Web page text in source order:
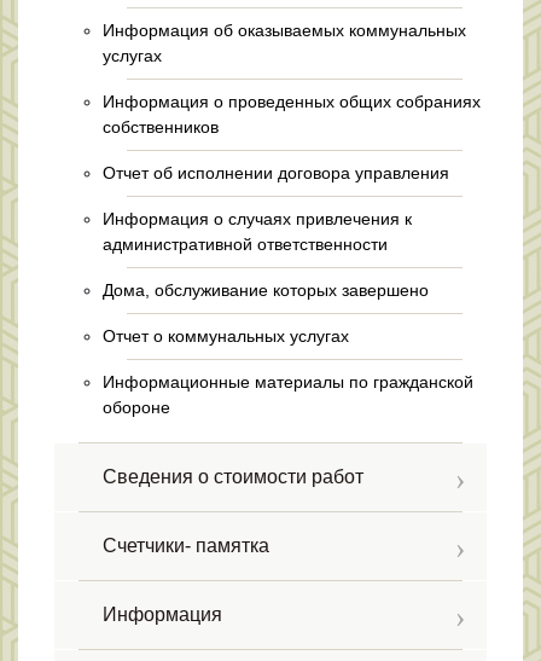
Информация об оказываемых коммунальных
услугах
Информация о проведенных общих собраниях
собственников
Отчет об исполнении договора управления
Информация о случаях привлечения к
административной ответственности
Дома, обслуживание которых завершено
Отчет о коммунальных услугах
Информационные материалы по гражданской
обороне
Сведения о стоимости работ
Счетчики- памятка
Информация